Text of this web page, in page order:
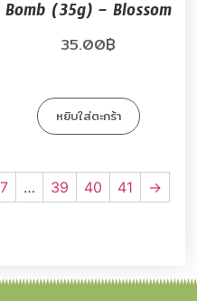
Bomb (35g) – Blossom
35.00฿
หยิบใส่ตะกร้า
7 … 39 40 41 →